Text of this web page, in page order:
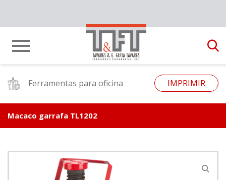
Ferramentas para oficina IMPRIMIR
Macaco garrafa TL1202